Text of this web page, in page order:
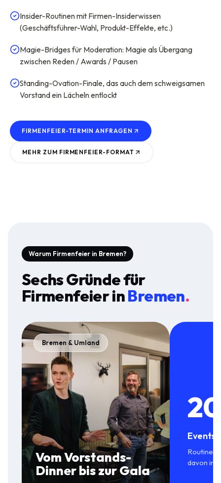
Insider-Routinen mit Firmen-Insiderwissen
(Geschäftsführer-Wahl, Produkt-Effekte, etc.)
Magie-Bridges für Moderation: Magie als Übergang
zwischen Reden / Awards / Pausen
Standing-Ovation-Finale, das auch dem schweigsamen
Vorstand ein Lächeln entlockt
FIRMENFEIER-TERMIN ANFRAGEN
MEHR ZUM FIRMENFEIER-FORMAT
Warum Firmenfeier in Bremen?
Sechs Gründe für
FirmenfeierinBremen.
Bremen & Umland
Vom Vorstands-
Dinner bis zur Gala
Events
Routine
davon in